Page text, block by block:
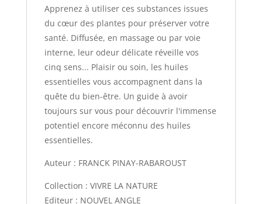
Apprenez à utiliser ces substances issues
du cœur des plantes pour préserver votre
santé. Diffusée, en massage ou par voie
interne, leur odeur délicate réveille vos
cinq sens... Plaisir ou soin, les huiles
essentielles vous accompagnent dans la
quête du bien-être. Un guide à avoir
toujours sur vous pour découvrir l'immense
potentiel encore méconnu des huiles
essentielles.
Auteur : FRANCK PINAY-RABAROUST
Collection : VIVRE LA NATURE
Editeur : NOUVEL ANGLE